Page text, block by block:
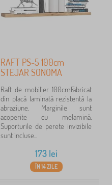
RAFT PS-5 100cm
STEJAR SONOMA
Raft de mobilier 100cmFabricat
din placă laminată rezistentă la
abraziune. Marginile sunt
acoperite cu melamină.
Suporturile de perete invizibile
sunt incluse...
173lei
ÎN 14 ZILE